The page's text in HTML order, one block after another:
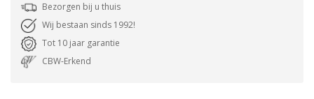
Bezorgen bij u thuis
Wij bestaan sinds 1992!
Tot 10 jaar garantie
CBW-Erkend